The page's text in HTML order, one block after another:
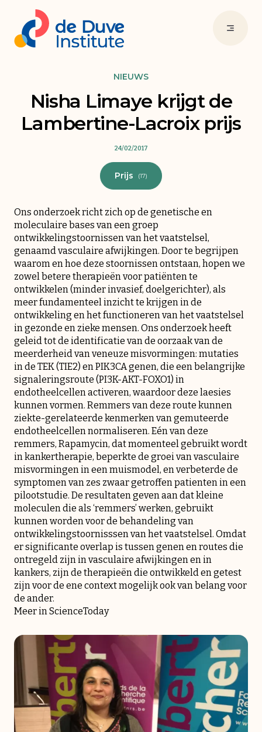
NIEUWS
Nisha Limaye krijgt de
Lambertine-Lacroix prijs
24/02/2017
Prijs (17)
Ons onderzoek richt zich op de genetische en
moleculaire bases van een groep
ontwikkelingstoornissen van het vaatstelsel,
genaamd vasculaire afwijkingen. Door te begrijpen
waarom en hoe deze stoornissen ontstaan, hopen we
zowel betere therapieën voor patiënten te
ontwikkelen (minder invasief, doelgerichter), als
meer fundamenteel inzicht te krijgen in de
ontwikkeling en het functioneren van het vaatstelsel
in gezonde en zieke mensen. Ons onderzoek heeft
geleid tot de identificatie van de oorzaak van de
meerderheid van veneuze misvormingen: mutaties
in de TEK (TIE2) en PIK3CA genen, die een belangrijke
signaleringsroute (PI3K-AKT-FOXO1) in
endotheelcellen activeren, waardoor deze laesies
kunnen vormen. Remmers van deze route kunnen
ziekte-gerelateerde kenmerken van gemuteerde
endotheelcellen normaliseren. Eén van deze
remmers, Rapamycin, dat momenteel gebruikt wordt
in kankertherapie, beperkte de groei van vasculaire
misvormingen in een muismodel, en verbeterde de
symptomen van zes zwaar getroffen patienten in een
pilootstudie. De resultaten geven aan dat kleine
moleculen die als ‘remmers’ werken, gebruikt
kunnen worden voor de behandeling van
ontwikkelingstoornisssen van het vaatstelsel. Omdat
er significante overlap is tussen genen en routes die
ontregeld zijn in vasculaire afwijkingen en in
kankers, zijn de therapieën die ontwikkeld en getest
zijn voor de ene context mogelijk ook van belang voor
de ander.
Meer inScienceToday